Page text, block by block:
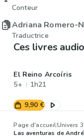
Conteur
Adriana Romero-
Traductrice
Ces livres
El Reino Arcoíris
5+
1h21
9,90 €
Page d'accueilUnivers
Las aventuras de